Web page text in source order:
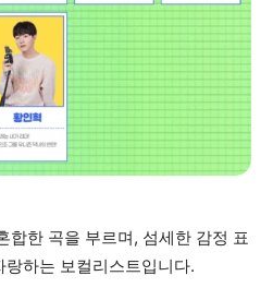
합한 곡을 부르며, 섬세한 감정 표
하는 보컬리스트입니다.